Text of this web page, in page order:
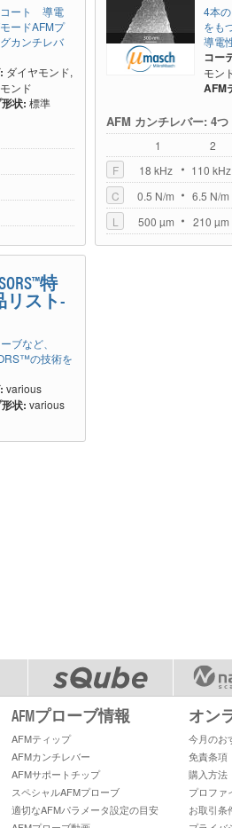
コート 導電
ードAFMプ
カンチレバ
ダイヤモンド,
ンド
状: 標準
4本
をも
導電
コー
モン
AFM
AFM カンチレバー: 4つ
1 2
F
18 kHz 110 kHz
C
0.5 N/m 6.5 N/m
L
500 µm 210 µm
特
リスト-
ブなど、
の技術を
various
状: various
AFMプローブ情報
AFMティップ
AFMカンチレバー
AFMサポートチップ
スペシャルAFMプローブ
適切なAFMパラメータ設定の目安
オン
今月のお
免責条項
購入方法
プロファ
お取引条